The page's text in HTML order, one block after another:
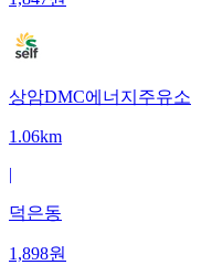
상암DMC에너지주유소
1.06km
|
덕은동
1,898원